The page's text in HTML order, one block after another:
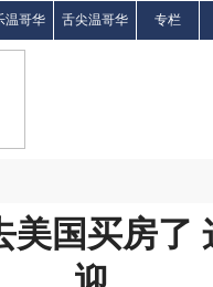
温哥华 舌尖温哥华 专栏
美国买房了